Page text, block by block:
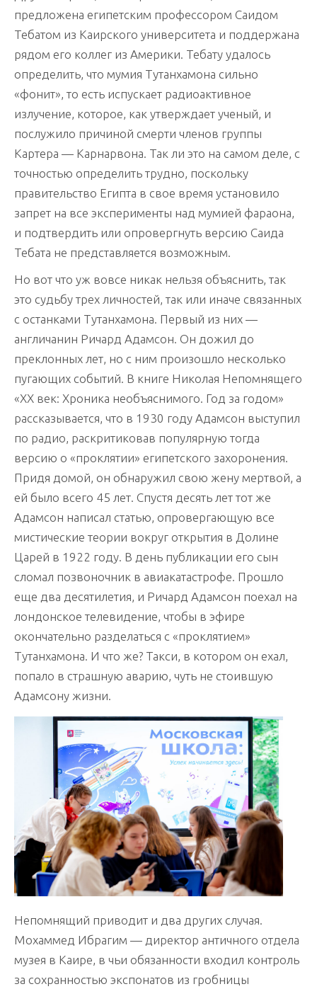
предложена египетским профессором Саидом
Тебатом из Каирского университета и поддержана
рядом его коллег из Америки. Тебату удалось
определить, что мумия Тутанхамона сильно
«фонит», то есть испускает радиоактивное
излучение, которое, как утверждает ученый, и
послужило причиной смерти членов группы
Картера — Карнарвона. Так ли это на самом деле, с
точностью определить трудно, поскольку
правительство Египта в свое время установило
запрет на все эксперименты над мумией фараона,
и подтвердить или опровергнуть версию Саида
Тебата не представляется возможным.
Но вот что уж вовсе никак нельзя объяснить, так
это судьбу трех личностей, так или иначе связанных
с останками Тутанхамона. Первый из них —
англичанин Ричард Адамсон. Он дожил до
преклонных лет, но с ним произошло несколько
пугающих событий. В книге Николая Непомнящего
«XX век: Хроника необъяснимого. Год за годом»
рассказывается, что в 1930 году Адамсон выступил
по радио, раскритиковав популярную тогда
версию о «проклятии» египетского захоронения.
Придя домой, он обнаружил свою жену мертвой, а
ей было всего 45 лет. Спустя десять лет тот же
Адамсон написал статью, опровергающую все
мистические теории вокруг открытия в Долине
Царей в 1922 году. В день публикации его сын
сломал позвоночник в авиакатастрофе. Прошло
еще два десятилетия, и Ричард Адамсон поехал на
лондонское телевидение, чтобы в эфире
окончательно разделаться с «проклятием»
Тутанхамона. И что же? Такси, в котором он ехал,
попало в страшную аварию, чуть не стоившую
Адамсону жизни.
Непомнящий приводит и два других случая.
Мохаммед Ибрагим — директор античного отдела
музея в Каире, в чьи обязанности входил контроль
за сохранностью экспонатов из гробницы